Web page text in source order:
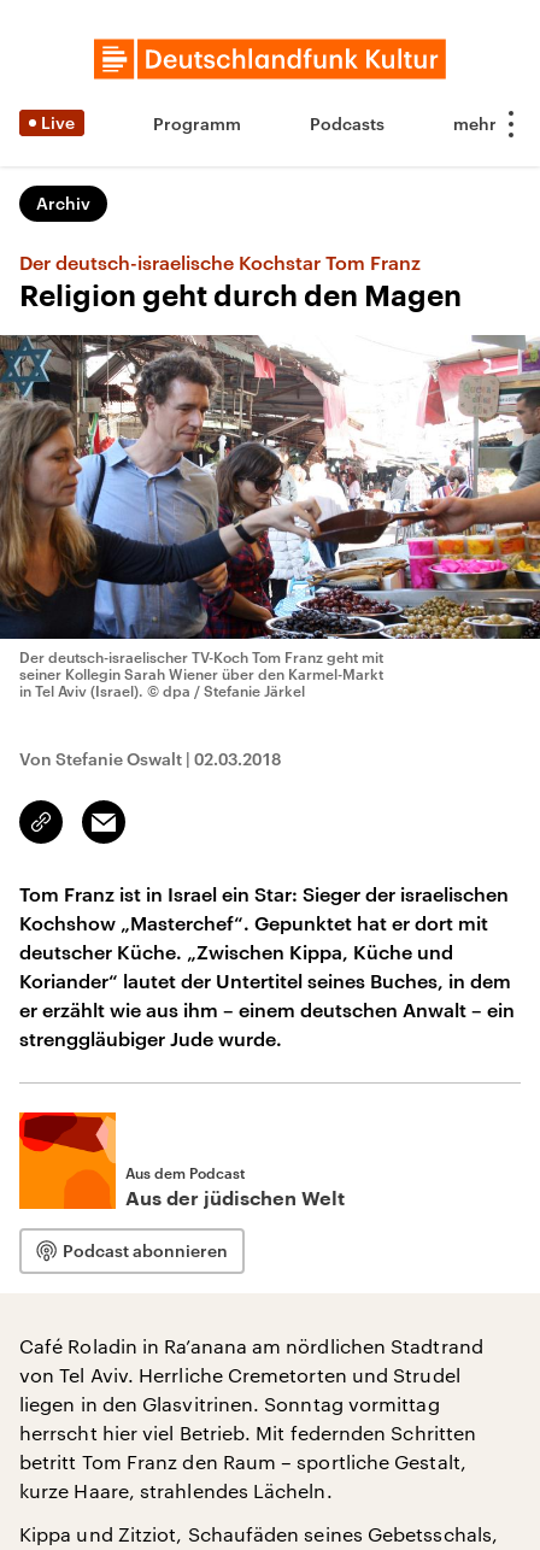
Live Programm Podcasts
Archiv
Der deutsch-israelische Kochstar Tom Franz
Religion geht durch den Magen
Der deutsch-israelischer TV-Koch Tom Franz geht mit
seiner Kollegin Sarah Wiener über den Karmel-Markt
in Tel Aviv (Israel). © dpa / Stefanie Järkel
Von Stefanie Oswalt | 02.03.2018
Link
kopieren/teilen
Email
Tom Franz ist in Israel ein Star: Sieger der israelischen
Kochshow „Masterchef“. Gepunktet hat er dort mit
deutscher Küche. „Zwischen Kippa, Küche und
Koriander“ lautet der Untertitel seines Buches, in dem
er erzählt wie aus ihm – einem deutschen Anwalt – ein
strenggläubiger Jude wurde.
Aus dem Podcast
Aus der jüdischen Welt
Podcast abonnieren
Café Roladin in Ra’anana am nördlichen Stadtrand
von Tel Aviv. Herrliche Cremetorten und Strudel
liegen in den Glasvitrinen. Sonntag vormittag
herrscht hier viel Betrieb. Mit federnden Schritten
betritt Tom Franz den Raum – sportliche Gestalt,
kurze Haare, strahlendes Lächeln.
Kippa und Zitziot, Schaufäden seines Gebetsschals,